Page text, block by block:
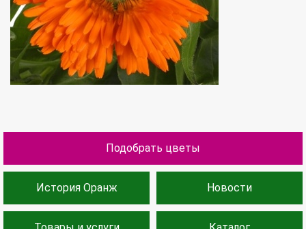
Подобрать цветы
История Оранж Новости